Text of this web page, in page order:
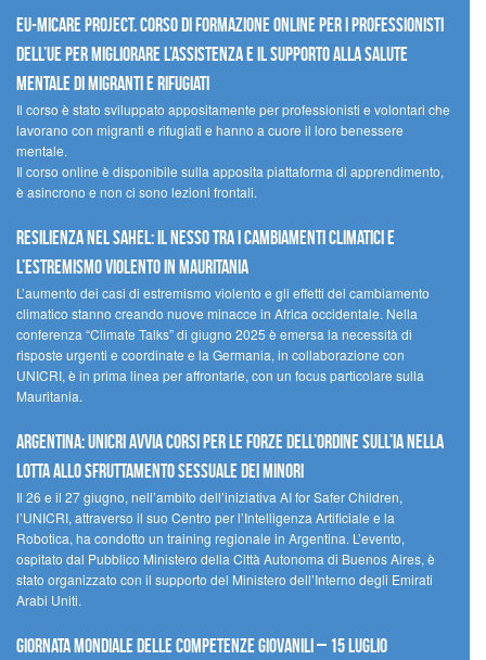
EU-MiCare Project. Corso di formazione online per i professionisti
dell’UE per migliorare l’assistenza e il supporto alla salute
mentale di migranti e rifugiati
Il corso è stato sviluppato appositamente per professionisti e volontari che
lavorano con migranti e rifugiati e hanno a cuore il loro benessere
mentale.
Il corso online è disponibile sulla apposita piattaforma di apprendimento,
è asincrono e non ci sono lezioni frontali.
Resilienza nel Sahel: il nesso tra i cambiamenti climatici e
l’estremismo violento in Mauritania
L’aumento dei casi di estremismo violento e gli effetti del cambiamento
climatico stanno creando nuove minacce in Africa occidentale. Nella
conferenza “Climate Talks” di giugno 2025 è emersa la necessità di
risposte urgenti e coordinate e la Germania, in collaborazione con
UNICRI, è in prima linea per affrontarle, con un focus particolare sulla
Mauritania.
Argentina: UNICRI avvia corsi per le forze dell’ordine sull’IA nella
lotta allo sfruttamento sessuale dei minori
Il 26 e il 27 giugno, nell’ambito dell’iniziativa AI for Safer Children,
l’UNICRI, attraverso il suo Centro per l’Intelligenza Artificiale e la
Robotica, ha condotto un training regionale in Argentina. L’evento,
ospitato dal Pubblico Ministero della Città Autonoma di Buenos Aires, è
stato organizzato con il supporto del Ministero dell’Interno degli Emirati
Arabi Uniti.
Giornata Mondiale delle Competenze Giovanili – 15 luglio